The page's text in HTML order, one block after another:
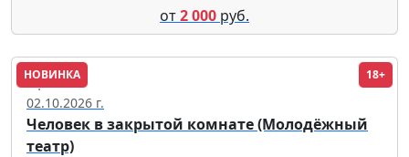
от2 000 руб.
НОВИНКА 18+
Уфа
02.10.2026 г.
Человек в закрытой комнате (Молодёжный
театр)